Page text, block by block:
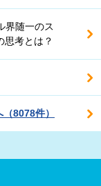
界随一のス
思考とは？
8078件）